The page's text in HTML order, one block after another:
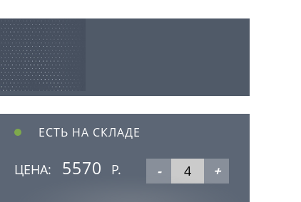
ЕСТЬ НА СКЛАДЕ
ЦЕНА: 5570 Р. - +